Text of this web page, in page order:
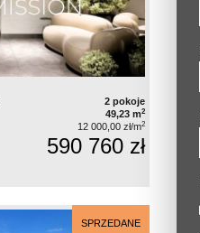
2 pokoje
49,23 m2
12 000,00 zł/m2
590 760 zł
SPRZEDANE